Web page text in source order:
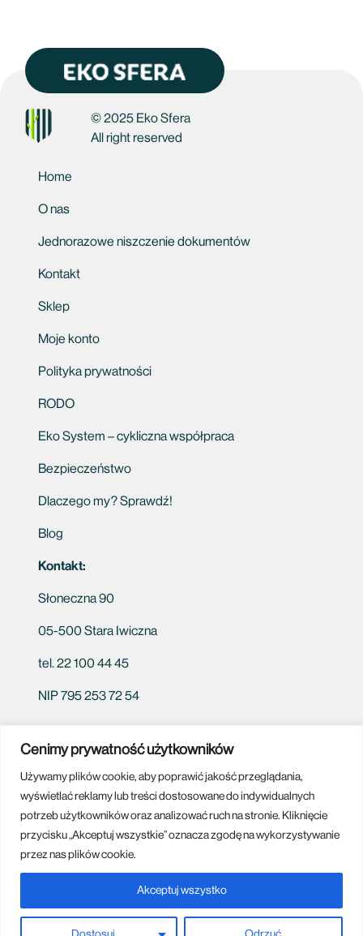
Cenimy prywatność użytkowników
Używamy plików cookie, aby poprawić jakość przeglądania,
wyświetlać reklamy lub treści dostosowane do indywidualnych
potrzeb użytkowników oraz analizować ruch na stronie. Kliknięcie
przycisku „Akceptuj wszystkie” oznacza zgodę na wykorzystywanie
przez nas plików cookie.
Akceptuj wszystko
© 2025 Eko Sfera
All right reserved
Home
O nas
Jednorazowe niszczenie dokumentów
Kontakt
Sklep
Moje konto
Polityka prywatności
RODO
Eko System – cykliczna współpraca
Bezpieczeństwo
Dlaczego my? Sprawdź!
Blog
Kontakt:
Słoneczna 90
05-500 Stara Iwiczna
tel. 22 100 44 45
NIP 795 253 72 54
Białystok Bydgoszcz Częstochowa Gliwice
Grudziądz
Katowice
Kielce Kraków Lublin Łódź
Olsztyn
Płock
Poznań Radom Rzeszów
Siedlce
Tomaszów Mazowiecki
Piotrków Trybunalski
Mazowieckie Siedlce
Otwock
Kutno Grodzisk Mazowiecki
Piaseczno